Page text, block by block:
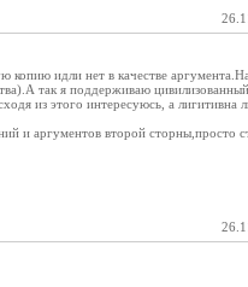
копию идли нет в качестве
так я поддерживаю
из этого интересуюсь, а лигитивна
и аргументов второй сторны,просто